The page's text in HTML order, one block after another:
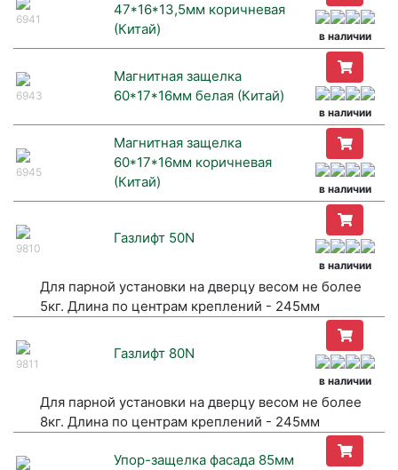
6941
47*16*13,5мм коричневая
(Китай)
в наличии
6943
Магнитная защелка
60*17*16мм белая (Китай)
в наличии
6945
Магнитная защелка
60*17*16мм коричневая
(Китай)
в наличии
9810
Газлифт 50N
в наличии
Для парной установки на дверцу весом не более
5кг. Длина по центрам креплений - 245мм
9811
Газлифт 80N
в наличии
Для парной установки на дверцу весом не более
8кг. Длина по центрам креплений - 245мм
Упор-защелка фасада 85мм